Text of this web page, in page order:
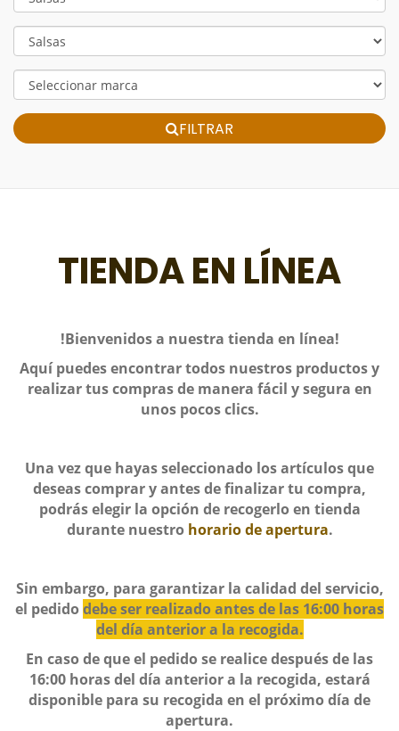
HORARIOS Y CONTACTOS
LLAMAR AHORA
FILTRAR
TIENDA EN LÍNEA
!Bienvenidos a nuestra tienda en línea!
Aquí puedes encontrar todos nuestros productos y
realizar tus compras de manera fácil y segura en
unos pocos clics.
Una vez que hayas seleccionado los artículos que
deseas comprar y antes de finalizar tu compra,
podrás elegir la opción de recogerlo en tienda
durante nuestro horario de apertura.
Sin embargo, para garantizar la calidad del servicio,
el pedidodebe ser realizado antes de las 16:00 horas
del día anterior a la recogida.
En caso de que el pedido se realice después de las
16:00 horas del día anterior a la recogida, estará
disponible para su recogida en el próximo día de
apertura.